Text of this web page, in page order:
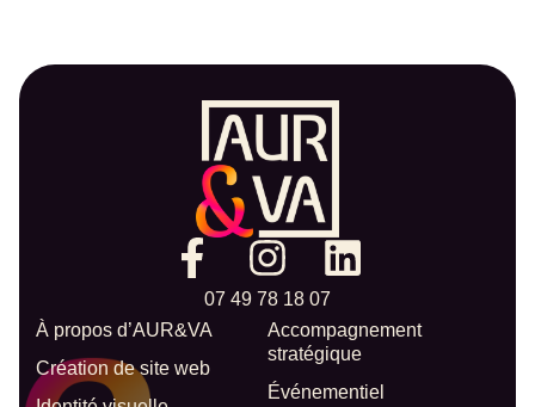
07 49 78 18 07
À propos d’AUR&VA
Création de site web
Accompagnement
stratégique
Événementiel